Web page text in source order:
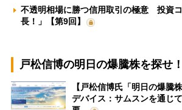
不透明相場に勝つ信用取引の極意 投資
長！」【第9回】
戸松信博の明日の爆騰株を探せ！
【戸松信博氏「明日の爆騰
デバイス：サムスンを通じ